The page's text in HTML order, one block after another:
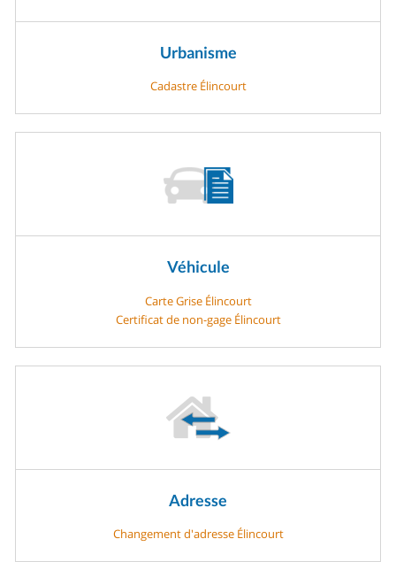
Urbanisme
Cadastre Élincourt
Véhicule
Carte Grise Élincourt
Certificat de non-gage Élincourt
Adresse
Changement d'adresse Élincourt